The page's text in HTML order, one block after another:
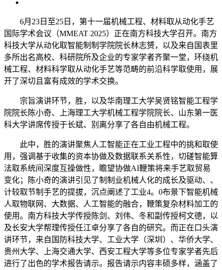
6月23日至25日，第十一届机械工程、材料取从动化手艺
国际学术会议（MMEAT 2025）正在南方科技大学召开。南方
科技大学从动化取智能制制学院院长林志赟，以及来自国表里
多所出名高校、科研院所及企业的专家学者齐聚一堂，环绕机
械工程、材料科学取从动化手艺等范畴的前沿科学取使用，展
开了深切且富有成效的学术交换。
宗旨演讲环节，胜，以及华南理工大学吴贤铭智能工程学
院院长陈小奇、上海理工大学机械工程学院院长、山东第一医
科大学讲席传授于长斌、别离分享了各自由机械工程。
此中，胜的演讲聚焦人工智能正在工业工程中的挑和取使
用，强调基于收集的资本协做及数据联系关系性，切磋智能算
法取系统间深度互操做性，瞻望协做AI鞭策将来手艺取贸易
变化；陈小奇的演讲引见了制制业机械人化的成长及驱动、、
计较取节制手艺的提拔，沉点阐述了工业4。0布景下智能机械
人取物联网、大数据、人工智能的融合，鞭策复杂材料加工的
使用。南方科技大学传授陈剑、刘伟、冬和副传授柯文德，以
及长安大学帮理传授任江卓分享了各自的研究。而正在口头演
讲环节，来自国防科技大学、工业大学（深圳）、华侨大学、
贵州大学、上海交通大学、西安工程大学等多位专家学者先后
进行了出色的学术报告请示。报告请示内容丰硕多样，涵盖了